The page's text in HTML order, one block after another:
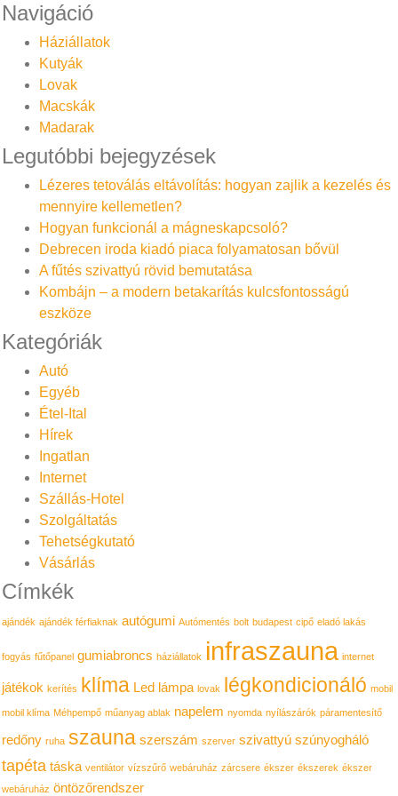
Navigáció
Háziállatok
Kutyák
Lovak
Macskák
Madarak
Legutóbbi bejegyzések
Lézeres tetoválás eltávolítás: hogyan zajlik a kezelés és
mennyire kellemetlen?
Hogyan funkcionál a mágneskapcsoló?
Debrecen iroda kiadó piaca folyamatosan bővül
A fűtés szivattyú rövid bemutatása
Kombájn – a modern betakarítás kulcsfontosságú
eszköze
Kategóriák
Autó
Egyéb
Étel-Ital
Hírek
Ingatlan
Internet
Szállás-Hotel
Szolgáltatás
Tehetségkutató
Vásárlás
Címkék
ajándék ajándék férfiaknak autógumi Autómentés bolt budapest cipő eladó lakás
fogyás fűtőpanel gumiabroncs háziállatok infraszauna internet
játékok kerítés klíma Led lámpa lovak légkondicionáló mobil
mobil klíma Méhpempő műanyag ablak napelem nyomda nyílászárók páramentesítő
redőny ruha szauna szerszám szerver szivattyú szúnyogháló
tapéta táska ventilátor vízszűrő webáruház zárcsere ékszer ékszerek ékszer
webáruház öntözőrendszer